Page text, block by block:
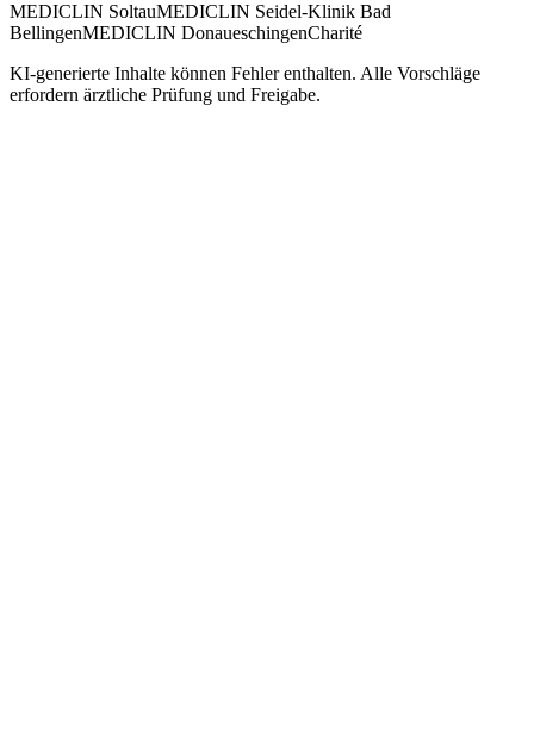
MEDICLIN SoltauMEDICLIN Seidel-Klinik Bad
BellingenMEDICLIN DonaueschingenCharité
KI-generierte Inhalte können Fehler enthalten. Alle Vorschläge
erfordern ärztliche Prüfung und Freigabe.